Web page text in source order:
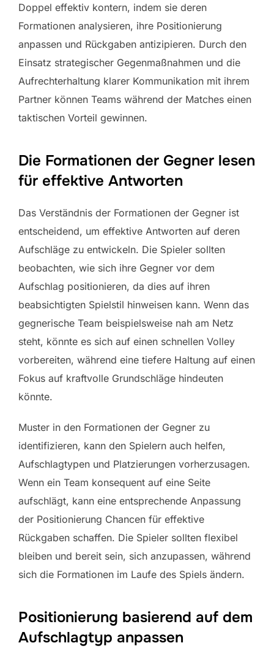
Doppel effektiv kontern, indem sie deren
Formationen analysieren, ihre Positionierung
anpassen und Rückgaben antizipieren. Durch den
Einsatz strategischer Gegenmaßnahmen und die
Aufrechterhaltung klarer Kommunikation mit ihrem
Partner können Teams während der Matches einen
taktischen Vorteil gewinnen.
Die Formationen der Gegner lesen
für effektive Antworten
Das Verständnis der Formationen der Gegner ist
entscheidend, um effektive Antworten auf deren
Aufschläge zu entwickeln. Die Spieler sollten
beobachten, wie sich ihre Gegner vor dem
Aufschlag positionieren, da dies auf ihren
beabsichtigten Spielstil hinweisen kann. Wenn das
gegnerische Team beispielsweise nah am Netz
steht, könnte es sich auf einen schnellen Volley
vorbereiten, während eine tiefere Haltung auf einen
Fokus auf kraftvolle Grundschläge hindeuten
könnte.
Muster in den Formationen der Gegner zu
identifizieren, kann den Spielern auch helfen,
Aufschlagtypen und Platzierungen vorherzusagen.
Wenn ein Team konsequent auf eine Seite
aufschlägt, kann eine entsprechende Anpassung
der Positionierung Chancen für effektive
Rückgaben schaffen. Die Spieler sollten flexibel
bleiben und bereit sein, sich anzupassen, während
sich die Formationen im Laufe des Spiels ändern.
Positionierung basierend auf dem
Aufschlagtyp anpassen